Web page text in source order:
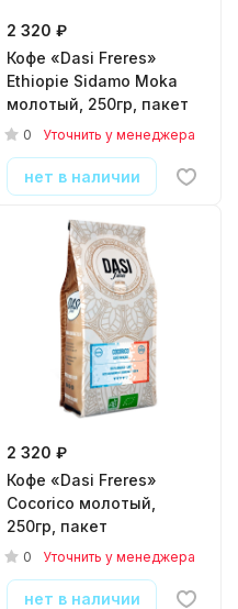
2 320 ₽
Кофе «Dasi Freres»
Ethiopie Sidamo Moka
молотый, 250гр, пакет
0 Уточнить у менеджера
нет в наличии
2 320 ₽
Кофе «Dasi Freres»
Cocorico молотый,
250гр, пакет
0 Уточнить у менеджера
нет в наличии